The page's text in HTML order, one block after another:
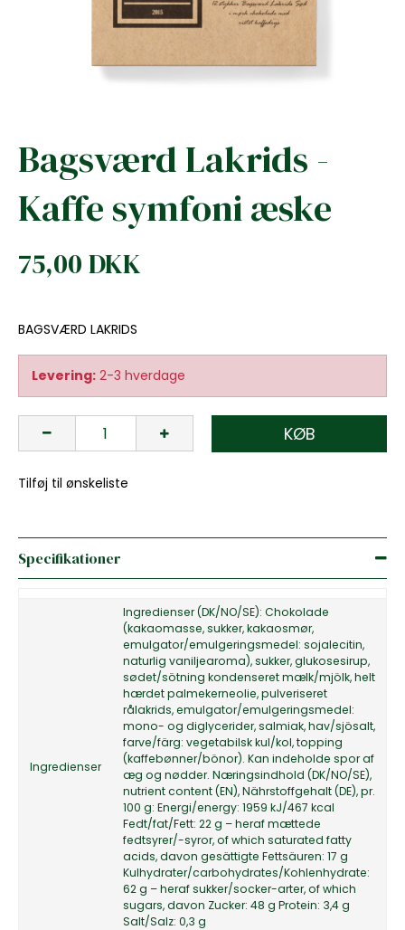
Bagsværd Lakrids -
Kaffe symfoni æske
75,00 DKK
BAGSVÆRD LAKRIDS
Levering: 2-3 hverdage
KØB
Tilføj til ønskeliste
Specifikationer
Ingredienser
Ingredienser (DK/NO/SE): Chokolade
(kakaomasse, sukker, kakaosmør,
emulgator/emulgeringsmedel: sojalecitin,
naturlig vaniljearoma), sukker, glukosesirup,
sødet/sötning kondenseret mælk/mjölk, helt
hærdet palmekerneolie, pulveriseret
rålakrids, emulgator/emulgeringsmedel:
mono- og diglycerider, salmiak, hav/sjösalt,
farve/färg: vegetabilsk kul/kol, topping
(kaffebønner/bönor). Kan indeholde spor af
æg og nødder. Næringsindhold (DK/NO/SE),
nutrient content (EN), Nährstoffgehalt (DE), pr.
100 g: Energi/energy: 1959 kJ/467 kcal
Fedt/fat/Fett: 22 g – heraf mættede
fedtsyrer/-syror, of which saturated fatty
acids, davon gesättigte Fettsäuren: 17 g
Kulhydrater/carbohydrates/Kohlenhydrate:
62 g – heraf sukker/socker-arter, of which
sugars, davon Zucker: 48 g Protein: 3,4 g
Salt/Salz: 0,3 g